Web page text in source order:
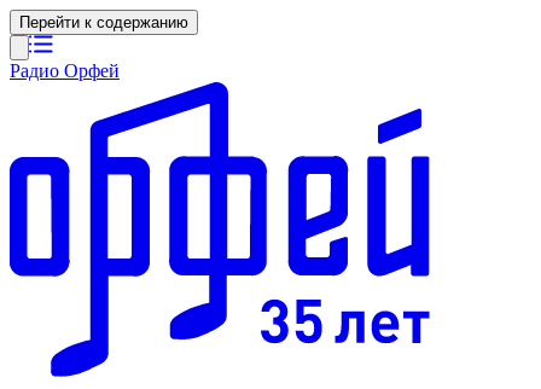
Перейти к содержанию
Радио Орфей